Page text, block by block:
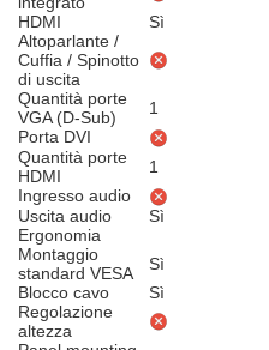
HDMI
Sì
Altoparlante /
Cuffia / Spinotto
di uscita
Quantità porte
VGA (D-Sub)
1
Porta DVI
Quantità porte
HDMI
1
Ingresso audio
Uscita audio
Sì
Ergonomia
Montaggio
standard VESA
Sì
Blocco cavo
Sì
Regolazione
altezza